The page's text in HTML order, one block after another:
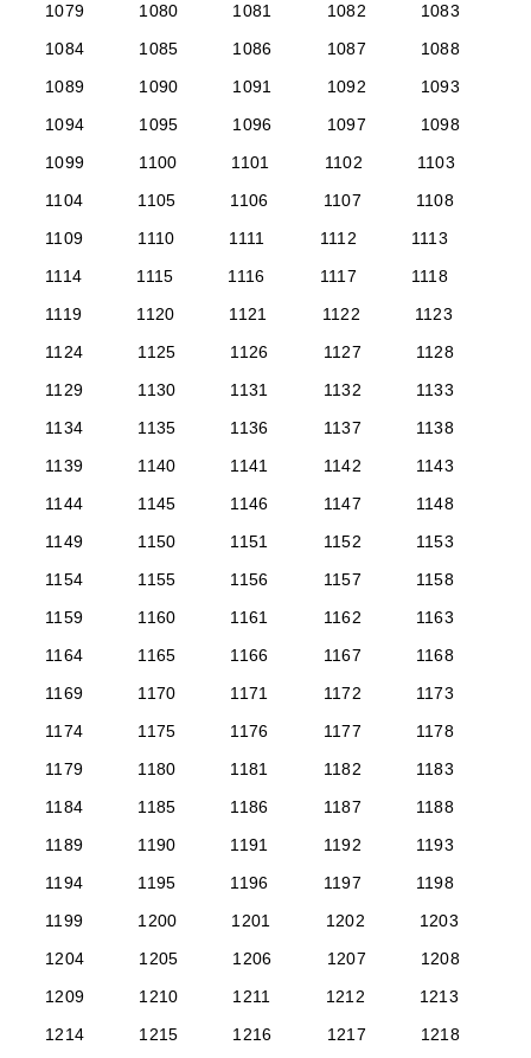
1079
1080 1081 1082
1083
1084
1085 1086 1087
1088
1089
1090 1091 1092
1093
1094
1095 1096 1097
1098
1099
1100 1101 1102
1103
1104
1105 1106 1107
1108
1109
1110 1111 1112
1113
1114
1115 1116 1117
1118
1119
1120 1121 1122
1123
1124
1125 1126 1127
1128
1129
1130 1131 1132
1133
1134
1135 1136 1137
1138
1139
1140 1141 1142
1143
1144
1145 1146 1147
1148
1149
1150 1151 1152
1153
1154
1155 1156 1157
1158
1159
1160 1161 1162
1163
1164
1165 1166 1167
1168
1169
1170 1171 1172
1173
1174
1175 1176 1177
1178
1179
1180 1181 1182
1183
1184
1185 1186 1187
1188
1189
1190 1191 1192
1193
1194
1195 1196 1197
1198
1199
1200 1201 1202
1203
1204
1205 1206 1207
1208
1209
1210 1211 1212
1213
1214
1215 1216 1217
1218